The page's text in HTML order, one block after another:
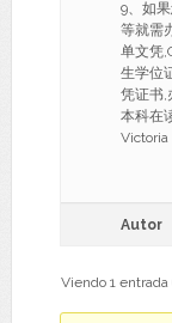
9、如
等就需
单文凭
生学位
凭证书,
本科在
Autor
Viendo 1